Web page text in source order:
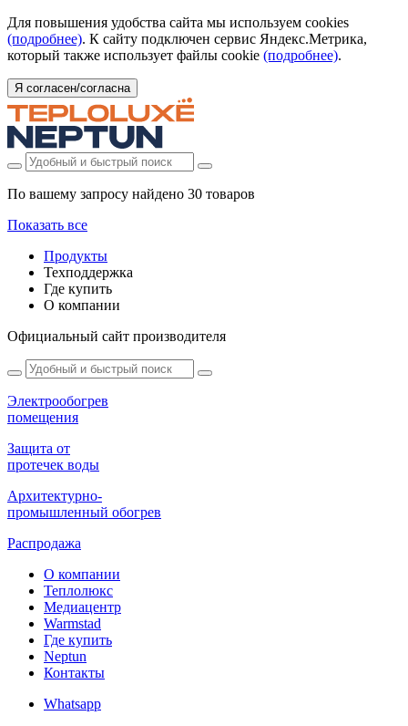
Для повышения удобства сайта мы используем cookies
(подробнее). К сайту подключен сервис Яндекс.Метрика,
который также использует файлы cookie (подробнее).
Я согласен/согласна
По вашему запросу найдено 30 товаров
Показать все
Продукты
Техподдержка
Где купить
О компании
Официальный сайт производителя
Электрообогрев
помещения
Защита от
протечек воды
Архитектурно-
промышленный обогрев
Распродажа
О компании
Теплолюкс
Медиацентр
Warmstad
Где купить
Neptun
Контакты
Whatsapp